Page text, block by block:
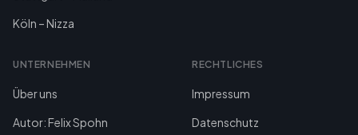
Köln – Nizza
UNTERNEHMEN
Über uns
Autor: Felix Spohn
RECHTLICHES
Impressum
Datenschutz